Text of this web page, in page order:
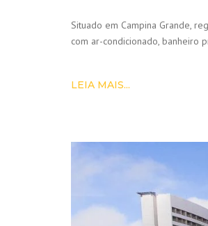
Situado em Campina Grande,
com ar-condicionado, banheiro
LEIA MAIS...